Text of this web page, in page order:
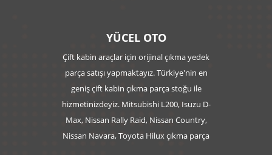
YÜCEL OTO
Çift kabin araçlar için orijinal çıkma yedek
parça satışı yapmaktayız. Türkiye'nin en
geniş çift kabin çıkma parça stoğu ile
hizmetinizdeyiz. Mitsubishi L200, Isuzu D-
Max, Nissan Rally Raid, Nissan Country,
Nissan Navara, Toyota Hilux çıkma parça